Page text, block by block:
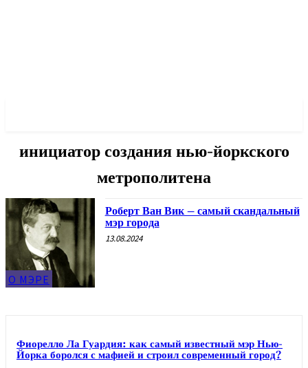
инициатор создания нью-йоркского
метрополитена
О МЭРЕ
Роберт Ван Вик – самый скандальный
мэр города
13.08.2024
Фиорелло Ла Гуардия: как самый известный мэр Нью-
Йорка боролся с мафией и строил современный город?